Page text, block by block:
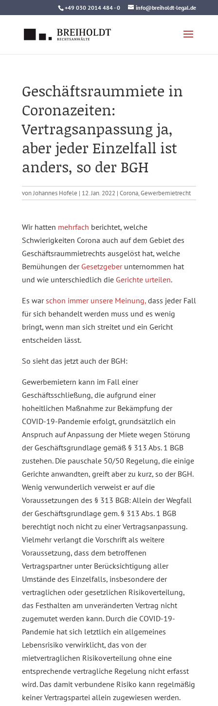
to
+49 030 2014 484 - 0 info@breiholdt-legal.de
Geschäftsraummiete in
Coronazeiten:
Vertragsanpassung ja,
aber jeder Einzelfall ist
anders, so der BGH
vonJohannes Hofele | 12. Jan. 2022 | Corona,Gewerbemietrecht
Wir hatten mehrfach berichtet, welche
Schwierigkeiten Corona auch auf dem Gebiet des
Geschäftsraummietrechts ausgelöst hat, welche
Bemühungen der Gesetzgeberunternommen hat
und wie unterschiedlich die Gerichte urteilen.
Es warschon immer unsere Meinung,dass jeder Fall
für sich behandelt werden muss und es wenig
bringt, wenn man sich streitet und ein Gericht
entscheiden lässt.
So sieht das jetzt auch der BGH:
Gewerbemietern kann im Fall einer
Geschäftsschließung, die aufgrund einer
hoheitlichen Maßnahme zur Bekämpfung der
COVID-19-Pandemie erfolgt, grundsätzlich ein
Anspruch auf Anpassung der Miete wegen Störung
der Geschäftsgrundlage gemäß § 313 Abs. 1 BGB
zustehen. Die pauschale 50/50 Regelung, die einige
Gerichte anwandten, greift aber zu kurz, so der BGH.
Wenig verwunderlich verweist er auf die
Voraussetzungen des § 313 BGB: Allein der Wegfall
der Geschäftsgrundlage gem. § 313 Abs. 1 BGB
berechtigt noch nicht zu einer Vertragsanpassung.
Vielmehr verlangt die Vorschrift als weitere
Voraussetzung, dass dem betroffenen
Vertragspartner unter Berücksichtigung aller
Umstände des Einzelfalls, insbesondere der
vertraglichen oder gesetzlichen Risikoverteilung,
das Festhalten am unveränderten Vertrag nicht
zugemutet werden kann. Durch die COVID-19-
Pandemie hat sich letztlich ein allgemeines
Lebensrisiko verwirklicht, das von der
mietvertraglichen Risikoverteilung ohne eine
entsprechende vertragliche Regelung nicht erfasst
wird. Das damit verbundene Risiko kann regelmäßig
keiner Vertragspartei allein zugewiesen werden.